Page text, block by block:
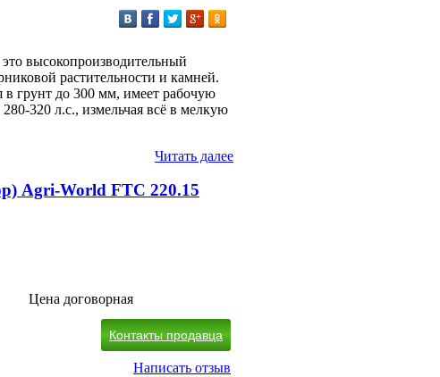
высокопроизводительный
растительности и камней.
в грунт до 300 мм, имеет рабочую
320 л.с., измельчая всё в мелкую
Читать далее
Agri-World FTC 220.15
Цена договорная
Контакты продавца
Написать отзыв